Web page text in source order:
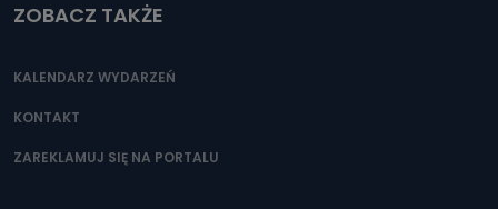
ZOBACZ TAKŻE
KALENDARZ WYDARZEŃ
KONTAKT
ZAREKLAMUJ SIĘ NA PORTALU